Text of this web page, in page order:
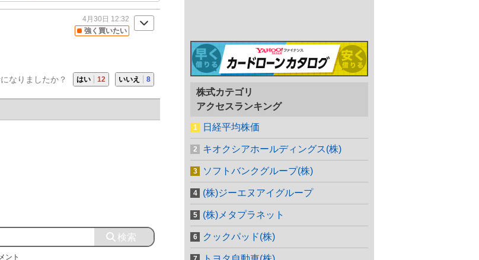
強く買いたい
4月30日 12:32
なりましたか？ はい 12 いいえ 8
ント
株式カテゴリ
アクセスランキング
日経平均株価
キオクシアホールディングス(株)
ソフトバンクグループ(株)
(株)ジーエヌアイグループ
(株)メタプラネット
クックパッド(株)